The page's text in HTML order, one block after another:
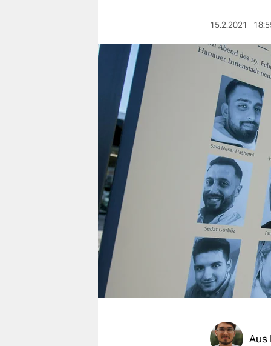
berlin
nord
wahrheit
verlag
verlag
veranstaltungen
shop
fragen & hilfe
unterstützen
abo
genossenschaft
15.2.2021
Aus